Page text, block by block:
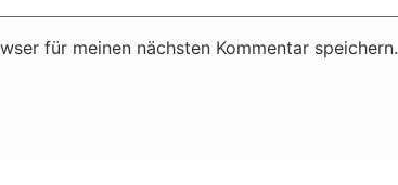
für meinen nächsten Kommentar speichern.